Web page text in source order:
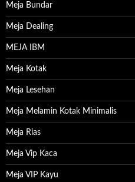
Meja Bundar
Meja Dealing
MEJA IBM
Meja Kotak
Meja Lesehan
Meja Melamin Kotak Minimalis
Meja Rias
Meja Vip Kaca
Meja VIP Kayu